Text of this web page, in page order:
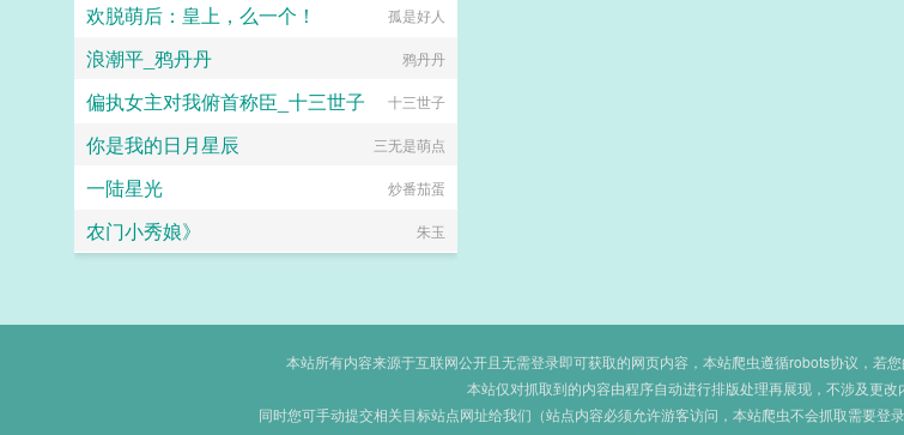
欢脱萌后：皇上，么一个！ 孤是好人
浪潮平_鸦丹丹 鸦丹丹
偏执女主对我俯首称臣_十三世子 十三世子
你是我的日月星辰 三无是萌点
一陆星光 炒番茄蛋
农门小秀娘》 朱玉
本站所有内容来源于互联网公开且无需登录即可获取的网页内容，本站爬虫遵循robots协议，若
本站仅对抓取到的内容由程序自动进行排版处理再展现，不涉及更改
同时您可手动提交相关目标站点网址给我们（站点内容必须允许游客访问，本站爬虫不会抓取需要登